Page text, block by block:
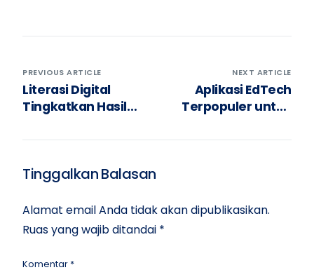
PREVIOUS ARTICLE
Literasi Digital
Tingkatkan Hasil
Akademik (TKA)
NEXT ARTICLE
Aplikasi EdTech
Terpopuler untuk
Tinggalkan Balasan
Alamat email Anda tidak akan dipublikasikan.
Ruas yang wajib ditandai *
Komentar *